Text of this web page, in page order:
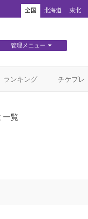
全国 北海道 東北
管理メニュー
ランキング チケプレ
一覧